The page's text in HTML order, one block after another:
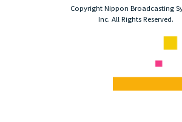
Copyright Nippon Broadcasting
Inc. All Rights Reserved.